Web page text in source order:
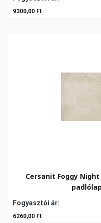
9300,00 Ft
Cersanit Foggy
Fogyasztói ár:
6260,00 Ft